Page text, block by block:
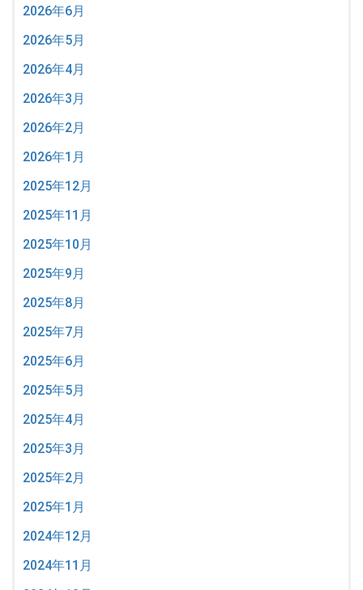
2026年6月
2026年5月
2026年4月
2026年3月
2026年2月
2026年1月
2025年12月
2025年11月
2025年10月
2025年9月
2025年8月
2025年7月
2025年6月
2025年5月
2025年4月
2025年3月
2025年2月
2025年1月
2024年12月
2024年11月